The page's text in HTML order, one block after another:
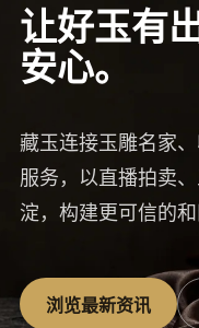
让好玉有
安心。
藏玉连接玉雕名家
服务，以直播拍卖
淀，构建更可信的
浏览最新资讯